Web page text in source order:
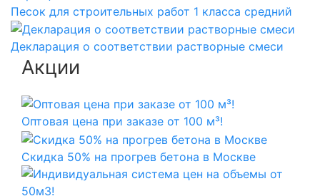
Песок для строительных работ 1 класса средний
Декларация о соответствии растворные смеси
Акции
Оптовая цена при заказе от 100 м³!
Скидка 50% на прогрев бетона в Москве